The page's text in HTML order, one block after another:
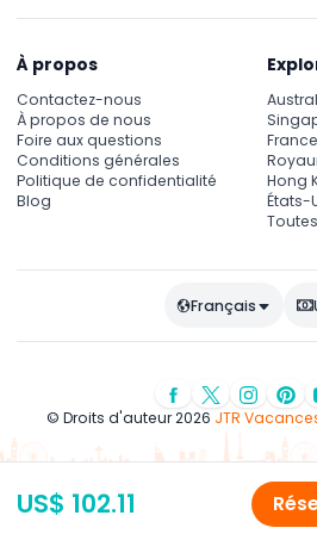
US$ 102.11
À propos
Contactez-nous
À propos de nous
Foire aux questions
Conditions générales
Politique de confidentialité
Blog
France
Hong
États-
Français
© Droits d'auteur 2026 JTR